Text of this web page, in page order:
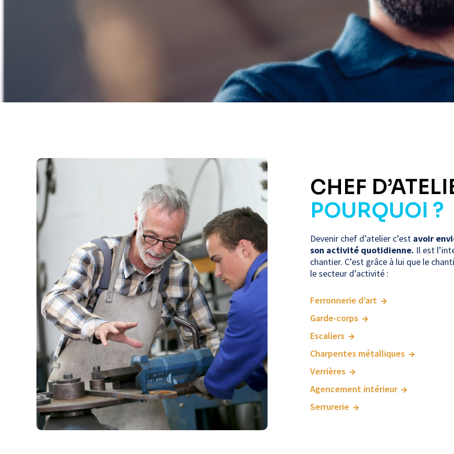
CHEF
POURQUOI ?
Devenir chef d’atelier c’est avoir
son activité quotidienne. Il est
chantier. C’est grâce à lui que le
le secteur d’activité :
Ferronnerie d’art
Garde-corps
Escaliers
Charpentes métalliques
Verrières
Agencement intérieur
Serrurerie